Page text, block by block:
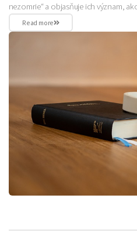
nezomrie“ a objasňuje ich význam,
Read more